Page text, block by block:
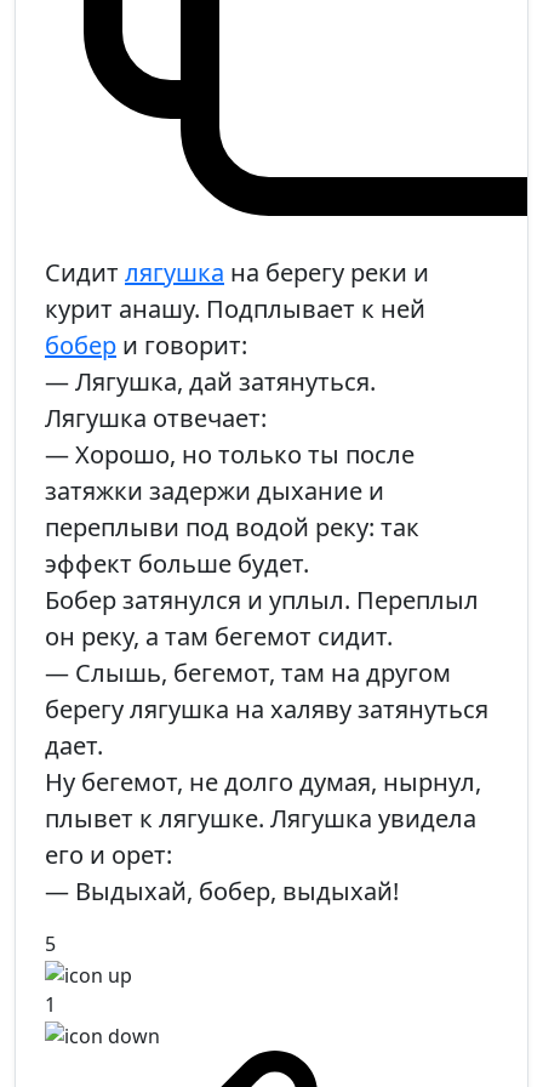
Сидит лягушка на берегу реки и
курит анашу. Подплывает к ней
бобер и говорит:
— Лягушка, дай затянуться.
Лягушка отвечает:
— Хорошо, но только ты после
затяжки задержи дыхание и
переплыви под водой реку: так
эффект больше будет.
Бобер затянулся и уплыл. Переплыл
он реку, а там бегемот сидит.
— Слышь, бегемот, там на другом
берегу лягушка на халяву затянуться
дает.
Ну бегемот, не долго думая, нырнул,
плывет к лягушке. Лягушка увидела
его и орет:
— Выдыхай, бобер, выдыхай!
5
1